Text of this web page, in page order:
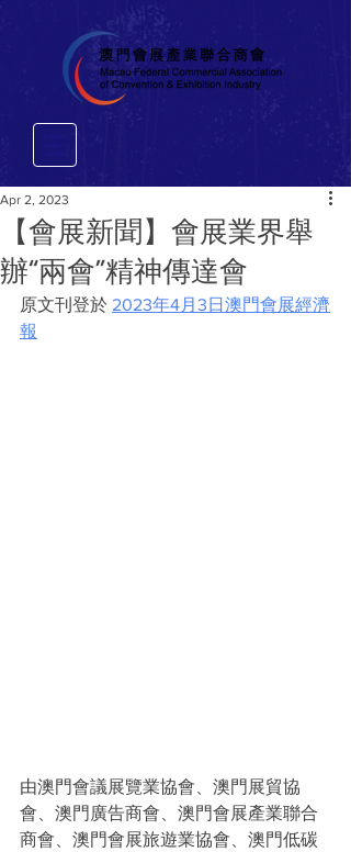
【會展新聞】會展業界舉
辦“兩會”精神傳達會
Apr 2, 2023
原文刊登於 2023年4月3日澳門會展經濟
報
由澳門會議展覽業協會、澳門展貿協
會、澳門廣告商會、澳門會展產業聯合
商會、澳門會展旅遊業協會、澳門低碳